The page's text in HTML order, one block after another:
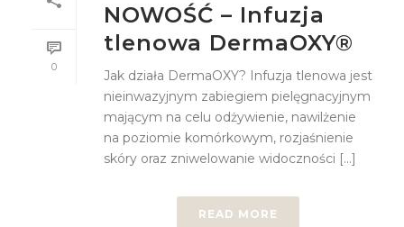
0
NOWOŚĆ – Infuzja
tlenowa DermaOXY®
Jak działa DermaOXY? Infuzja tlenowa jest
nieinwazyjnym zabiegiem pielęgnacyjnym
mającym na celu odżywienie, nawilżenie
na poziomie komórkowym, rozjaśnienie
skóry oraz zniwelowanie widoczności [...]
READ MORE